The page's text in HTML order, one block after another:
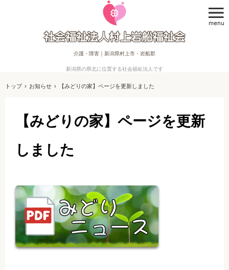
介護・障害｜新潟県村上市・岩船郡
新潟県の県北に位置する社会福祉法人です
トップ › お知らせ › 【みどりの家】ページを更新しました
【みどりの家】ページを更新
しました